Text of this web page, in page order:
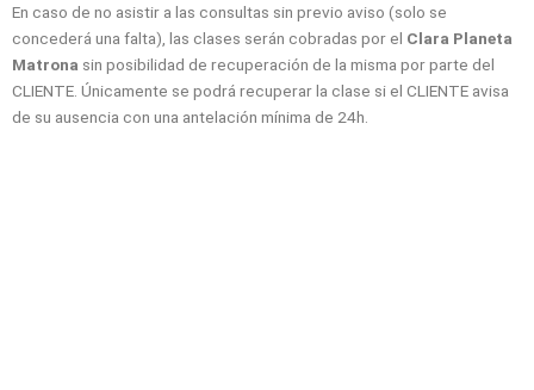
En caso de no asistir a las consultas sin previo aviso (solo se
concederá una falta), las clases serán cobradas por el Clara Planeta
Matrona sin posibilidad de recuperación de la misma por parte del
CLIENTE. Únicamente se podrá recuperar la clase si el CLIENTE avisa
de su ausencia con una antelación mínima de 24h.